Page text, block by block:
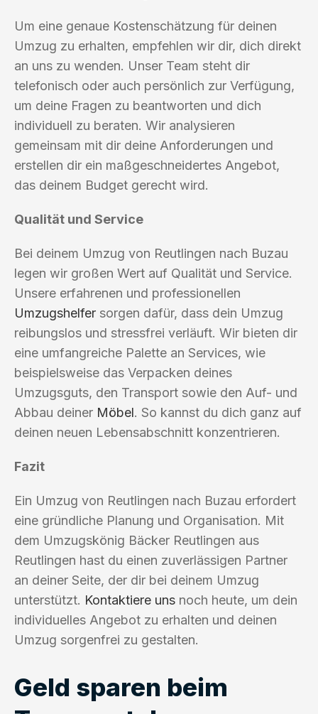
Um eine genaue Kostenschätzung für deinen
Umzug zu erhalten, empfehlen wir dir, dich direkt
an uns zu wenden. Unser Team steht dir
telefonisch oder auch persönlich zur Verfügung,
um deine Fragen zu beantworten und dich
individuell zu beraten. Wir analysieren
gemeinsam mit dir deine Anforderungen und
erstellen dir ein maßgeschneidertes Angebot,
das deinem Budget gerecht wird.
Qualität und Service
Bei deinem Umzug von Reutlingen nach Buzau
legen wir großen Wert auf Qualität und Service.
Unsere erfahrenen und professionellen
Umzugshelfer sorgen dafür, dass dein Umzug
reibungslos und stressfrei verläuft. Wir bieten dir
eine umfangreiche Palette an Services, wie
beispielsweise das Verpacken deines
Umzugsguts, den Transport sowie den Auf- und
Abbau deiner Möbel. So kannst du dich ganz auf
deinen neuen Lebensabschnitt konzentrieren.
Fazit
Ein Umzug von Reutlingen nach Buzau erfordert
eine gründliche Planung und Organisation. Mit
dem Umzugskönig Bäcker Reutlingen aus
Reutlingen hast du einen zuverlässigen Partner
an deiner Seite, der dir bei deinem Umzug
unterstützt. Kontaktiere uns noch heute, um dein
individuelles Angebot zu erhalten und deinen
Umzug sorgenfrei zu gestalten.
Geld sparen beim